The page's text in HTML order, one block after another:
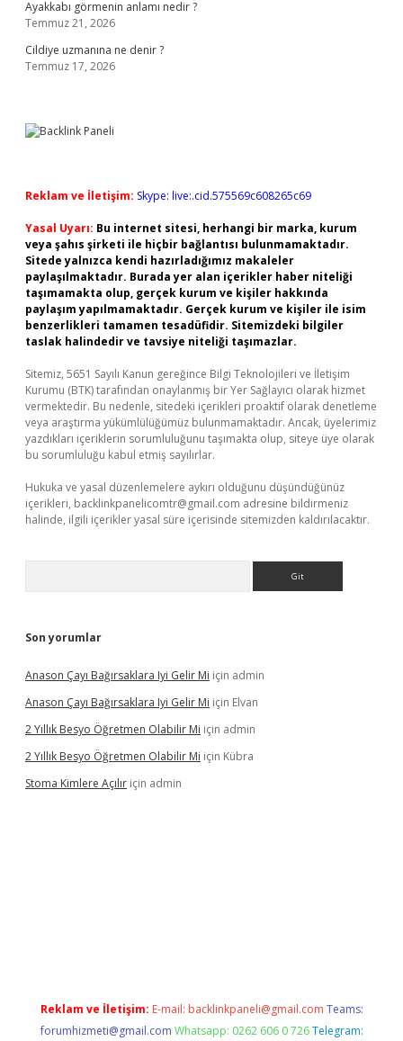
Ayakkabı görmenin anlamı nedir ?
Temmuz 21, 2026
Cildiye uzmanına ne denir ?
Temmuz 17, 2026
Reklam ve İletişim: Skype: live:.cid.575569c608265c69
Yasal Uyarı: Bu internet sitesi, herhangi bir marka, kurum
veya şahıs şirketi ile hiçbir bağlantısı bulunmamaktadır.
Sitede yalnızca kendi hazırladığımız makaleler
paylaşılmaktadır. Burada yer alan içerikler haber niteliği
taşımamakta olup, gerçek kurum ve kişiler hakkında
paylaşım yapılmamaktadır. Gerçek kurum ve kişiler ile isim
benzerlikleri tamamen tesadüfidir. Sitemizdeki bilgiler
taslak halindedir ve tavsiye niteliği taşımazlar.
Sitemiz, 5651 Sayılı Kanun gereğince Bilgi Teknolojileri ve İletişim
Kurumu (BTK) tarafından onaylanmış bir Yer Sağlayıcı olarak hizmet
vermektedir. Bu nedenle, sitedeki içerikleri proaktif olarak denetleme
veya araştırma yükümlülüğümüz bulunmamaktadır. Ancak, üyelerimiz
yazdıkları içeriklerin sorumluluğunu taşımakta olup, siteye üye olarak
bu sorumluluğu kabul etmiş sayılırlar.
Hukuka ve yasal düzenlemelere aykırı olduğunu düşündüğünüz
içerikleri, backlinkpanelicomtr@gmail.com adresine bildirmeniz
halinde, ilgili içerikler yasal süre içerisinde sitemizden kaldırılacaktır.
Son yorumlar
Anason Çayı Bağırsaklara Iyi Gelir Mi için admin
Anason Çayı Bağırsaklara Iyi Gelir Mi için Elvan
2 Yıllık Besyo Öğretmen Olabilir Mi için admin
2 Yıllık Besyo Öğretmen Olabilir Mi için Kübra
Stoma Kimlere Açılır için admin
Reklam ve İletişim: E-mail: backlinkpaneli@gmail.com Teams:
forumhizmeti@gmail.com Whatsapp: 0262 606 0 726 Telegram: